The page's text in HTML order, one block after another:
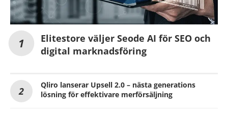
Elitestore väljer Seode AI för SEO och
digital marknadsföring
Qliro lanserar Upsell 2.0 – nästa generations
lösning för effektivare merförsäljning